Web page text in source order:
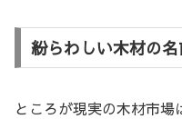
紛らわしい木材の
ところが現実の木材市場